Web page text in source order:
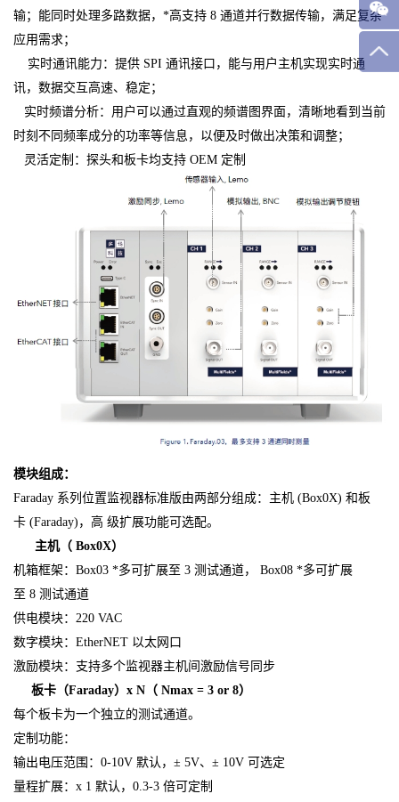
输；能同时处理多路数据，*高支持 8 通道并行数据传输，满足复杂
应用需求；
实时通讯能力：提供 SPI 通讯接口，能与用户主机实现实时通
讯，数据交互高速、稳定；
实时频谱分析：用户可以通过直观的频谱图界面，清晰地看到当前
时刻不同频率成分的功率等信息，以便及时做出决策和调整；
灵活定制：探头和板卡均支持 OEM 定制
模块组成：
Faraday 系列位置监视器标准版由两部分组成：主机 (Box0X) 和板
卡 (Faraday)，高 级扩展功能可选配。
主机（ Box0X）
机箱框架：Box03 *多可扩展至 3 测试通道， Box08 *多可扩展
至 8 测试通道
供电模块：220 VAC
数字模块：EtherNET 以太网口
激励模块：支持多个监视器主机间激励信号同步
板卡（Faraday）x N（ Nmax = 3 or 8）
每个板卡为一个独立的测试通道。
定制功能：
输出电压范围：0-10V 默认，± 5V、± 10V 可选定
量程扩展：x 1 默认，0.3-3 倍可定制